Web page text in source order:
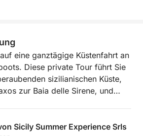
eine ganztägige Küstenfahrt an
Diese private Tour führt Sie
sizilianischen Küste,
zur Baia delle Sirene, und
Ausblicke und versteckte
Sicily Summer Experience Srls